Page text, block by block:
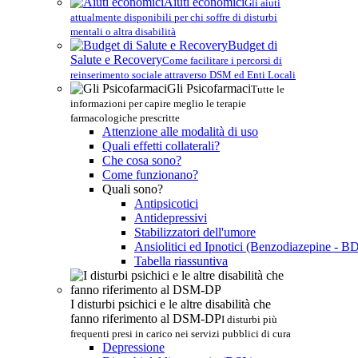
Gli aiuti
attualmente disponibili per chi soffre di disturbi
mentali o altra disabilità
Budget di
Salute e RecoveryCome facilitare i percorsi di
reinserimento sociale attraverso DSM ed Enti Locali
Gli PsicofarmaciTutte le
informazioni per capire meglio le terapie
farmacologiche prescritte
Attenzione alle modalità di uso
Quali effetti collaterali?
Che cosa sono?
Come funzionano?
Quali sono?
Antipsicotici
Antidepressivi
Stabilizzatori dell'umore
Ansiolitici ed Ipnotici (Benzodiazepine -
Tabella riassuntiva
I disturbi psichici e le altre disabilità che
fanno riferimento al DSM-DPI disturbi più
frequenti presi in carico nei servizi pubblici di cura
Depressione